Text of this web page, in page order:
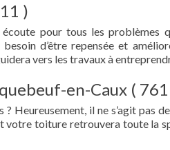
)
pour tous les problèmes
d’être repensée et
vers les travaux à
en-Caux (
Heureusement, il ne s’agit pas
votre toiture retrouvera toute la